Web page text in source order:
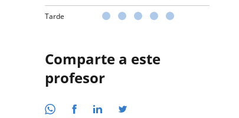
Tarde
Comparte a este
profesor